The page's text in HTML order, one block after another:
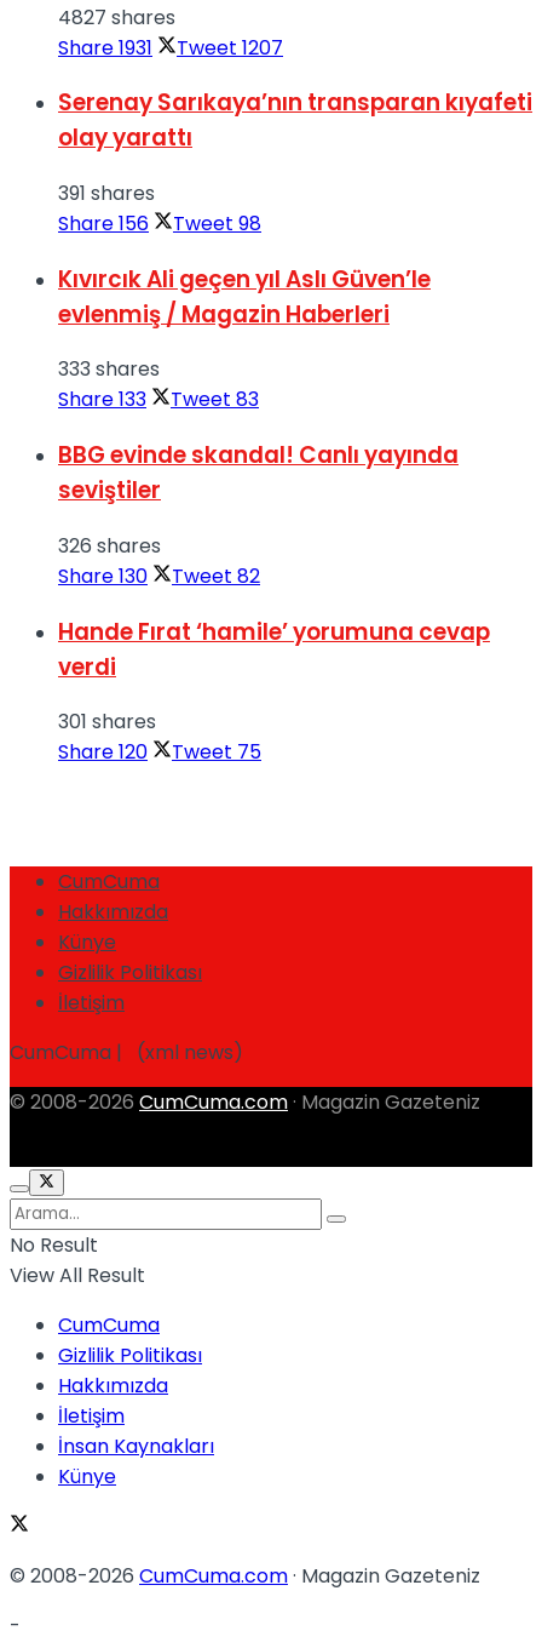
4827 shares
Share1931 Tweet 1207
Serenay Sarıkaya’nın transparan kıyafeti
olay yarattı
391 shares
Share156 Tweet 98
Kıvırcık Ali geçen yıl Aslı Güven’le
evlenmiş / Magazin Haberleri
333 shares
Share133 Tweet 83
BBG evinde skandal! Canlı yayında
seviştiler
326 shares
Share130 Tweet 82
Hande Fırat ‘hamile’ yorumuna cevap
verdi
301 shares
Share120 Tweet 75
CumCuma
Hakkımızda
Künye
Gizlilik Politikası
İletişim
CumCuma | (xml news)
© 2008-2026 CumCuma.com · Magazin Gazeteniz
No Result
View All Result
CumCuma
Gizlilik Politikası
Hakkımızda
İletişim
İnsan Kaynakları
Künye
© 2008-2026 CumCuma.com· Magazin Gazeteniz
-